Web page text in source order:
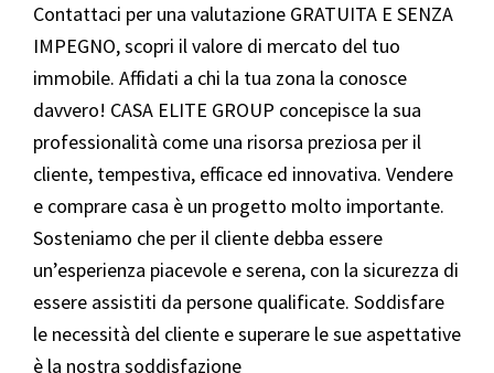
Contattaci per una valutazione GRATUITA E SENZA
IMPEGNO, scopri il valore di mercato del tuo
immobile. Affidati a chi la tua zona la conosce
davvero! CASA ELITE GROUP concepisce la sua
professionalità come una risorsa preziosa per il
cliente, tempestiva, efficace ed innovativa. Vendere
e comprare casa è un progetto molto importante.
Sosteniamo che per il cliente debba essere
un’esperienza piacevole e serena, con la sicurezza di
essere assistiti da persone qualificate. Soddisfare
le necessità del cliente e superare le sue aspettative
è la nostra soddisfazione